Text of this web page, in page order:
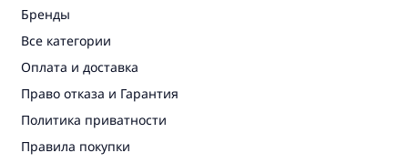
Бренды
Все категории
Оплата и доставка
Право отказа и Гарантия
Политика приватности
Правила покупки